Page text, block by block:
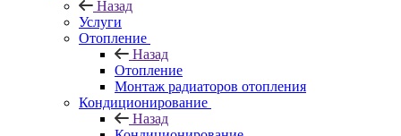
Назад
Услуги
Отопление
Назад
Отопление
Монтаж радиаторов отопления
Кондиционирование
Назад